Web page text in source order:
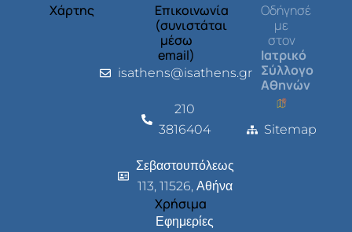
Χάρτης
Επικοινωνία
(συνιστάται
μέσω
email)
isathens@isathens.gr
210
3816404
Σεβαστουπόλεως
113, 11526, Αθήνα
Χρήσιμα
Εφημερίες
Οδήγησέ
με
στον
Ιατρικό
Σύλλογο
Αθηνών
Sitemap